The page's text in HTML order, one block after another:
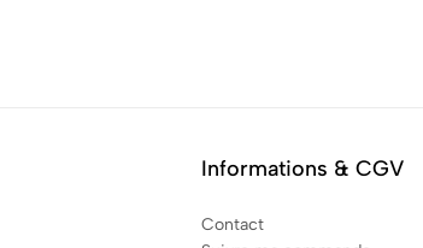
Informations & CGV
Contact